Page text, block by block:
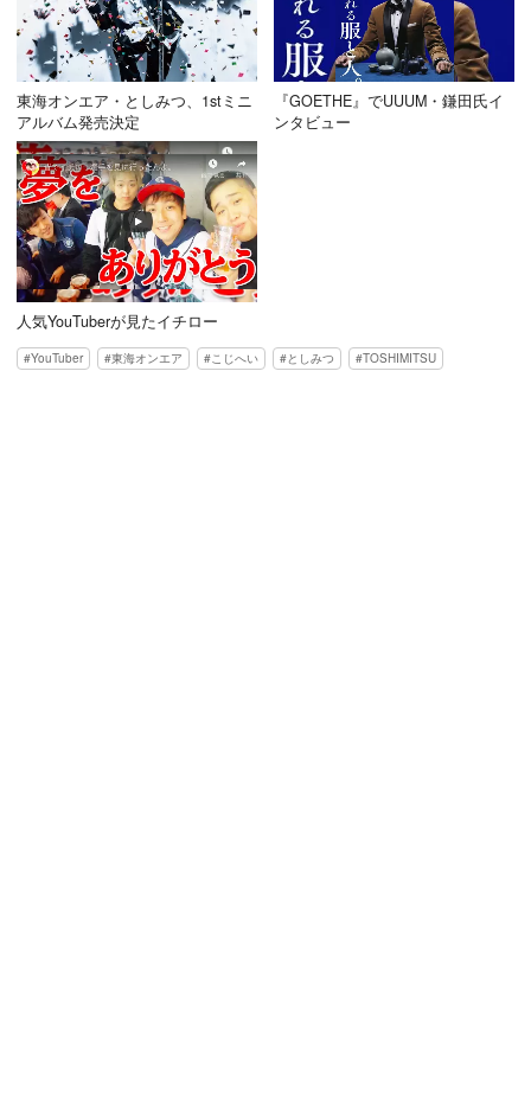
東海オンエア・としみつ、1stミニ
アルバム発売決定
『GOETHE』でUUUM・鎌田氏イ
ンタビュー
人気YouTuberが見たイチロー
YouTuber 東海オンエア こじへい としみつ TOSHIMITSU